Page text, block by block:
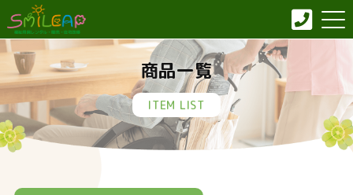
商品一覧
ITEM LIST